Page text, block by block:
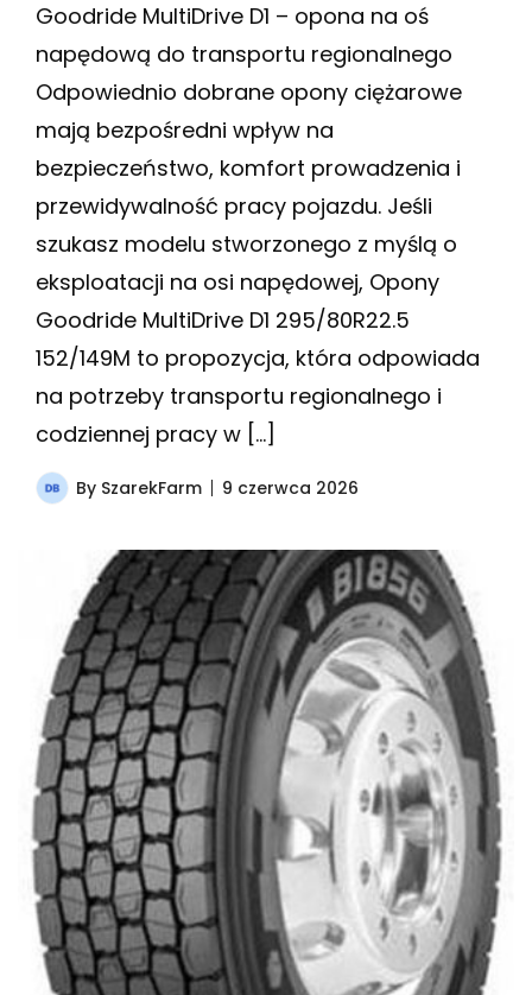
Goodride MultiDrive D1 – opona na oś
napędową do transportu regionalnego
Odpowiednio dobrane opony ciężarowe
mają bezpośredni wpływ na
bezpieczeństwo, komfort prowadzenia i
przewidywalność pracy pojazdu. Jeśli
szukasz modelu stworzonego z myślą o
eksploatacji na osi napędowej, Opony
Goodride MultiDrive D1 295/80R22.5
152/149M to propozycja, która odpowiada
na potrzeby transportu regionalnego i
codziennej pracy w […]
By SzarekFarm 9 czerwca 2026